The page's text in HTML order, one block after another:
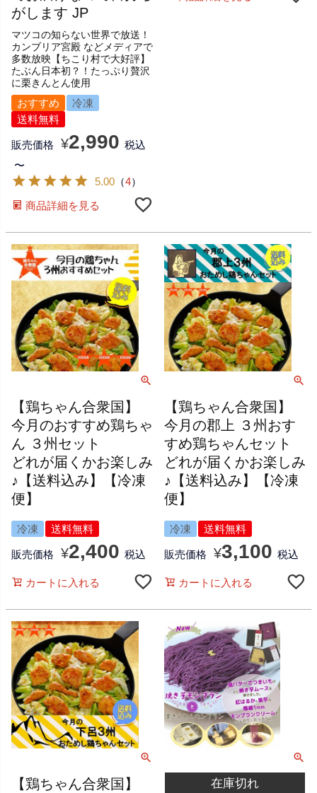
マツコの知らない世界で放送！
カンブリア宮殿 などメディアで
多数放映【ちこり村で大好評】
たぶん日本初？！たっぷり贅沢
に栗きんとん使用
がします JP
おすすめ
冷凍
送料無料
販売価格 ¥2,990 税込
〜
5.00 （4）
商品詳細を見る
【鶏ちゃん合衆国】
今月のおすすめ鶏ちゃ
ん ３州セット
どれが届くかお楽しみ
♪【送料込み】【冷凍
便】
冷凍 送料無料
販売価格 ¥2,400 税込
カートに入れる
【鶏ちゃん合衆国】
今月の郡上 ３州おす
すめ鶏ちゃんセット
どれが届くかお楽しみ
♪【送料込み】【冷凍
便】
冷凍 送料無料
販売価格 ¥3,100 税込
カートに入れる
【鶏ちゃん合衆国】
在庫切れ